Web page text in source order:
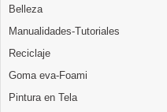
Belleza
Manualidades-Tutoriales
Reciclaje
Goma eva-Foami
Pintura en Tela